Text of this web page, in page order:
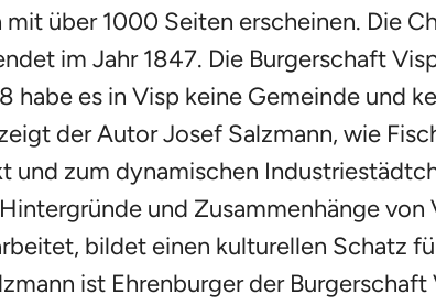
mit über 1000 Seiten erscheinen. Die
im Jahr 1847. Die Burgerschaft
habe es in Visp keine Gemeinde und
der Autor Josef Salzmann, wie
und zum dynamischen
und Zusammenhänge von
bildet einen kulturellen Schatz
ist Ehrenburger der